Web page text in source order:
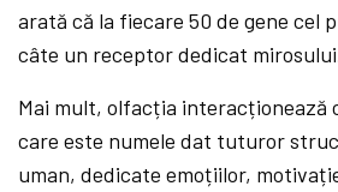
arată că la fiecare 50 de gene cel
câte un receptor dedicat
Mai mult, olfacția interacționează
care este numele dat tuturor
uman, dedicate emoțiilor,